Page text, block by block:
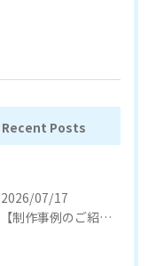
Recent Posts
2026/07/17
📍【制作事例のご紹介】